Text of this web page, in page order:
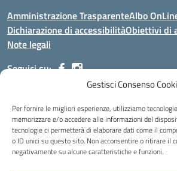
Gestisci Consenso
Per fornire le migliori esperienze, utilizziamo
memorizzare e/o accedere alle informazioni del
tecnologie ci permetterà di elaborare dati come il
o ID unici su questo sito. Non acconsentire o ritirare il
negativamente su alcune caratteristiche e funzioni.
Amministrazione TrasparenteAlbo
Dichiarazione di accessibilitàObiettivi di
Note legali
Seguici su:
Indirizzo:Via Malagrida, 3 - 22017 Menaggio (CO)
Centralino:+39 0344.32.539 Email:
Posta elettronica certificata (PEC):
Codice fiscale: 84004690131